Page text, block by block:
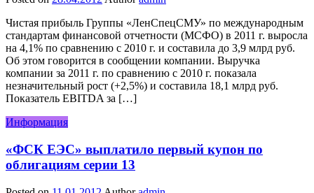
Чистая прибыль Группы «ЛенСпецСМУ» по международным
стандартам финансовой отчетности (МСФО) в 2011 г. выросла
на 4,1% по сравнению с 2010 г. и составила до 3,9 млрд руб.
Об этом говорится в сообщении компании. Выручка
компании за 2011 г. по сравнению с 2010 г. показала
незначительный рост (+2,5%) и составила 18,1 млрд руб.
Показатель EBITDA за […]
Информация
«ФСК ЕЭС» выплатило первый купон по
облигациям серии 13